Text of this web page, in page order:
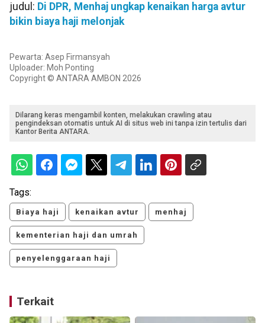
judul: Di DPR, Menhaj ungkap kenaikan harga avtur
bikin biaya haji melonjak
Pewarta: Asep Firmansyah
Uploader: Moh Ponting
Copyright © ANTARA AMBON 2026
Dilarang keras mengambil konten, melakukan crawling atau
pengindeksan otomatis untuk AI di situs web ini tanpa izin tertulis dari
Kantor Berita ANTARA.
Tags:
Biaya haji kenaikan avtur menhaj
kementerian haji dan umrah
penyelenggaraan haji
Terkait